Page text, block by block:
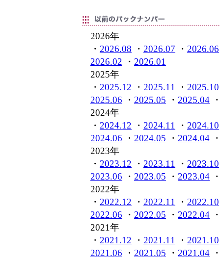
2026年
・ 2026.08 ・ 2026.07 ・ 2026.06
2026.02 ・ 2026.01
2025年
・ 2025.12 ・ 2025.11 ・ 2025.10
2025.06 ・ 2025.05 ・ 2025.04
2024年
・ 2024.12 ・ 2024.11 ・ 2024.10
2024.06 ・ 2024.05 ・ 2024.04
2023年
・ 2023.12 ・ 2023.11 ・ 2023.10
2023.06 ・ 2023.05 ・ 2023.04
2022年
・ 2022.12 ・ 2022.11 ・ 2022.10
2022.06 ・ 2022.05 ・ 2022.04
2021年
・ 2021.12 ・ 2021.11 ・ 2021.10
2021.06 ・ 2021.05 ・ 2021.04